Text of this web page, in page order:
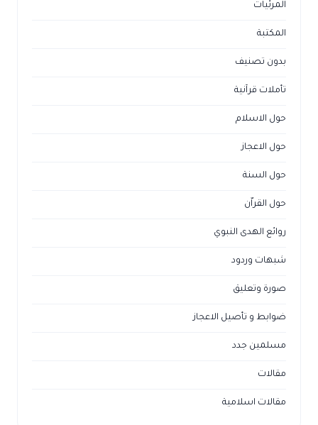
المرئيات
المكتبة
بدون تصنيف
تأملات قرآنية
حول الاسلام
حول الاعجاز
حول السنة
حول القراّن
روائع الهدى النبوي
شبهات وردود
صورة وتعليق
ضوابط و تأصيل الاعجاز
مسلمين جدد
مقالات
مقالات اسلامية